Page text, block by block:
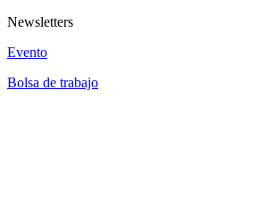
Newsletters
Evento
Bolsa de trabajo